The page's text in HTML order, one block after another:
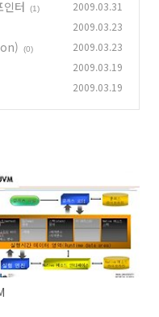
인터
(1) 2009.03.31
2009.03.23
(0) 2009.03.23
2009.03.19
2009.03.19